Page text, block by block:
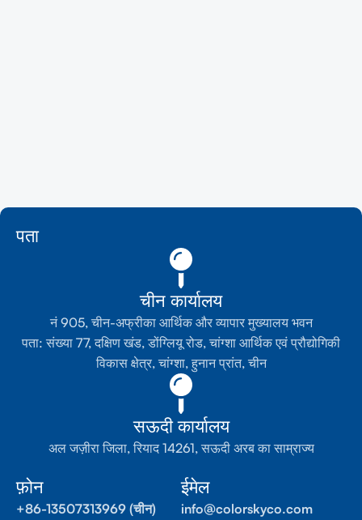
पता
चीन कार्यालय
नं 905, चीन-अफ्रीका आर्थिक और व्यापार मुख्यालय भवन
पता: संख्या 77, दक्षिण खंड, डोंग्लियू रोड, चांग्शा आर्थिक एवं प्रौद्योगिकी
विकास क्षेत्र, चांग्शा, हुनान प्रांत, चीन
सऊदी कार्यालय
अल जज़ीरा जिला, रियाद 14261, सऊदी अरब का साम्राज्य
फ़ोन
+86-13507313969 (चीन)
ईमेल
info@colorskyco.com